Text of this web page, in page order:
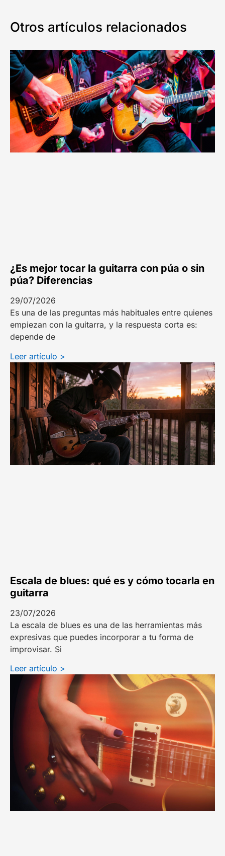
Otros artículos relacionados
¿Es mejor tocar la guitarra con púa o sin
púa? Diferencias
29/07/2026
Es una de las preguntas más habituales entre quienes
empiezan con la guitarra, y la respuesta corta es:
depende de
Leer artículo >
Escala de blues: qué es y cómo tocarla en
guitarra
23/07/2026
La escala de blues es una de las herramientas más
expresivas que puedes incorporar a tu forma de
improvisar. Si
Leer artículo >